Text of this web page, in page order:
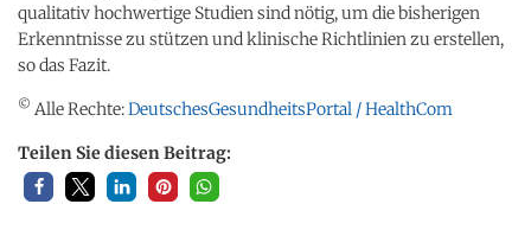
qualitativ hochwertige Studien sind nötig, um die bisherigen
Erkenntnisse zu stützen und klinische Richtlinien zu erstellen,
so das Fazit.
© Alle Rechte:DeutschesGesundheitsPortal / HealthCom
Teilen Sie diesen Beitrag: